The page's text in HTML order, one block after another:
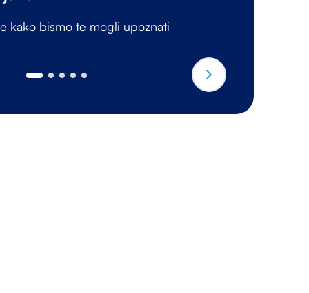
kako bismo te mogli upoznati